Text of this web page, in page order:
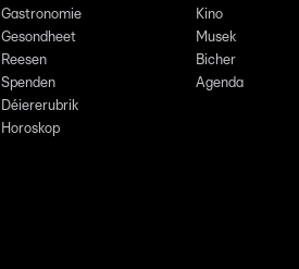
Gastronomie
Gesondheet
Reesen
Spenden
Déiererubrik
Horoskop
Kino
Musek
Bicher
Agenda